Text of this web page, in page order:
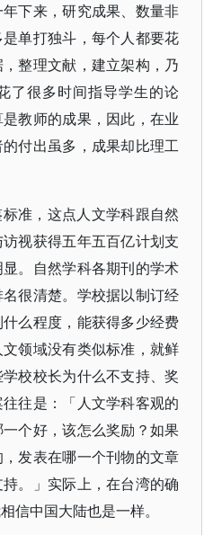
下来，研究成果、数量非
单打独斗，每个人都要花
整理文献，建立架构，乃
了很多时间指导学生的论
教师的成果，因此，在业
付出虽多，成果却比理工
准，这点人文学科跟自然
视获得五年五百亿计划支
。自然学科各期刊的学术
很清楚。学校据以制订经
么程度，能获得多少经费
领域没有类似标准，就鲜
校校长为什么不支持、奖
往是：「人文学科客观的
个好，该怎么奖励？如果
发表在哪一个刊物的文章
。」实际上，在台湾的确
信中国大陆也是一样。